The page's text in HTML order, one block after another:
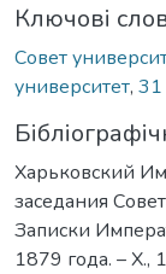
Ключові
Совет
университет, 31
Харьковский
заседания
Записки
1879 года. – Х.,